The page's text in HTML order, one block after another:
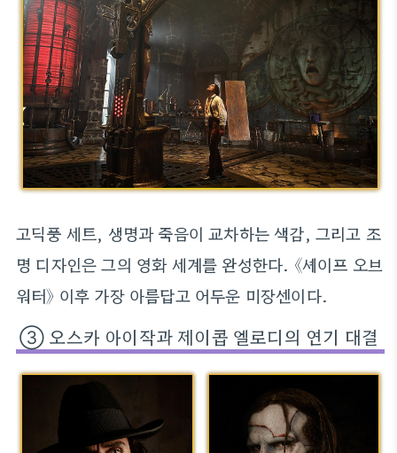
고딕풍 세트, 생명과 죽음이 교차하는 색감, 그리고 조
명 디자인은 그의 영화 세계를 완성한다. 《셰이프 오브
워터》 이후 가장 아름답고 어두운 미장센이다.
③ 오스카 아이작과 제이콥 엘로디의 연기 대결